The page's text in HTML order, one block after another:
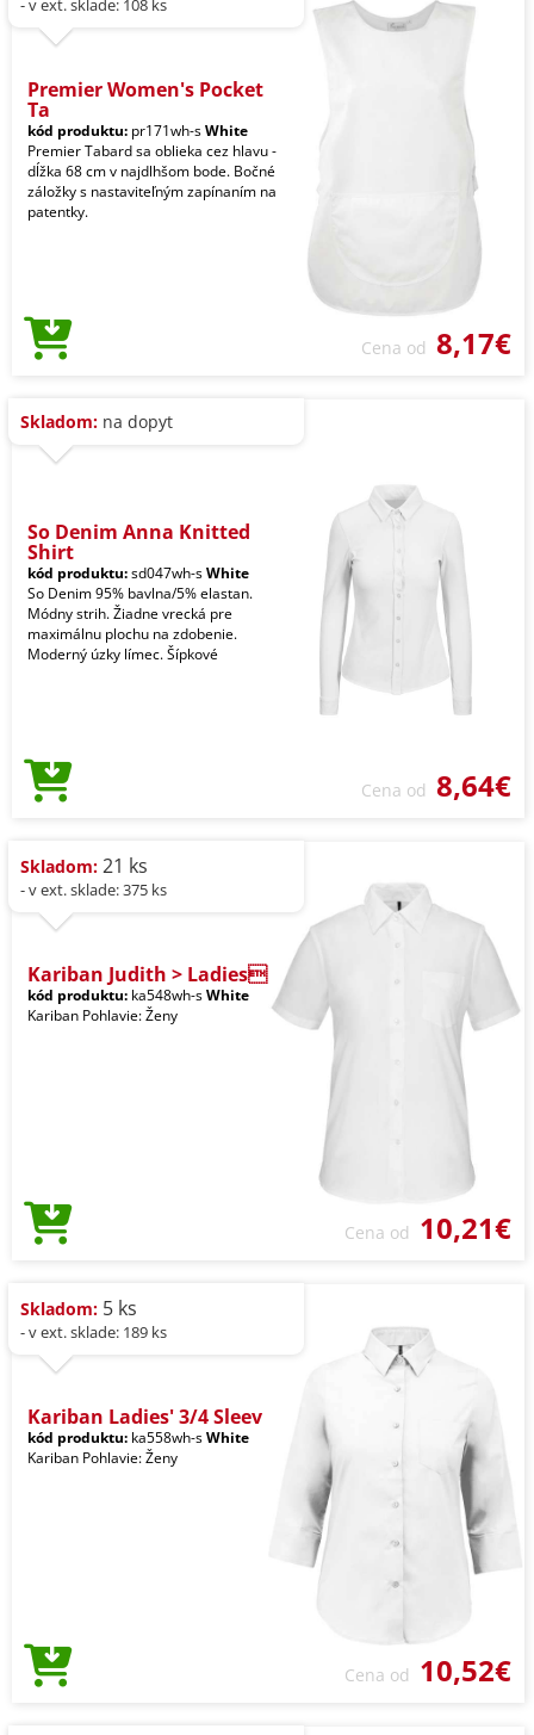
- v ext. sklade: 108 ks
Premier Women's Pocket
Ta
kód produktu: pr171wh-sWhite
Premier Tabard sa oblieka cez hlavu -
dĺžka 68 cm v najdlhšom bode. Bočné
záložky s nastaviteľným zapínaním na
patentky.
Cena od 8,17€
Skladom: na dopyt
So Denim Anna Knitted
Shirt
kód produktu:sd047wh-sWhite
So Denim 95% bavlna/5% elastan.
Módny strih. Žiadne vrecká pre
maximálnu plochu na zdobenie.
Moderný úzky límec. Šípkové
Cena od 8,64€
Skladom: 21 ks
- v ext. sklade: 375 ks
Kariban Judith > Ladies
kód produktu: ka548wh-sWhite
Kariban Pohlavie: Ženy
Cena od 10,21€
Skladom: 5 ks
- v ext. sklade: 189 ks
Kariban Ladies' 3/4 Sleev
kód produktu: ka558wh-sWhite
Kariban Pohlavie: Ženy
Cena od 10,52€